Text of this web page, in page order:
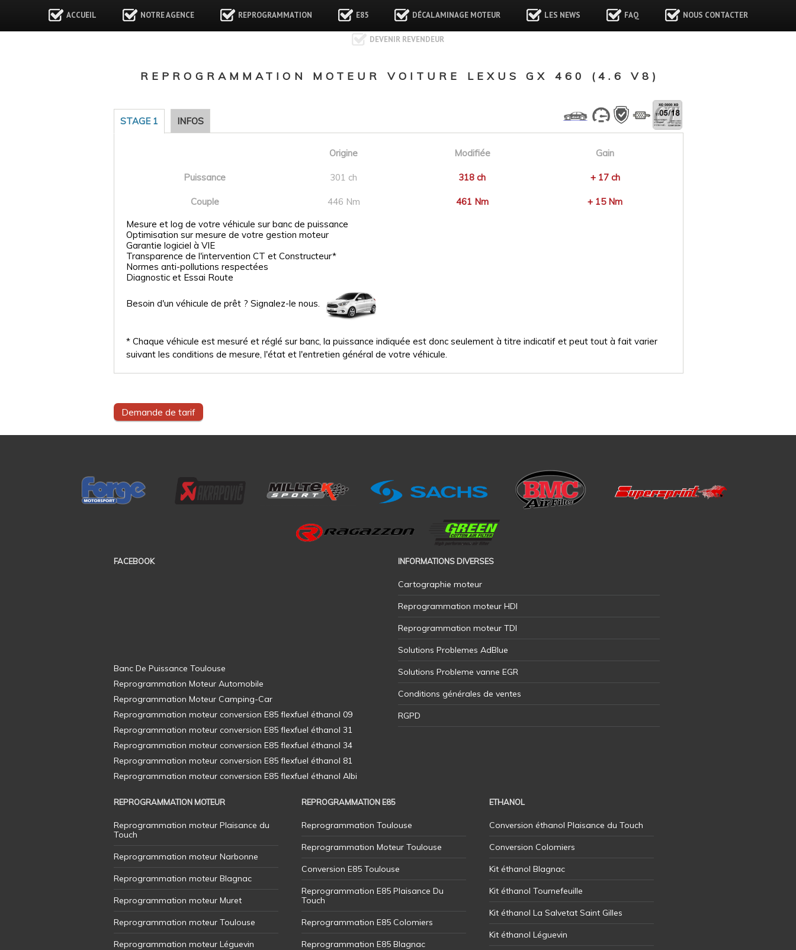
ACCUEIL NOTRE AGENCE REPROGRAMMATION E85 DÉCALAMINAGE MOTEUR LES NEWS FAQ NOUS CONTACTER
DEVENIR REVENDEUR
REPROGRAMMATION MOTEUR VOITURE LEXUS GX 460 (4.6 V8)
STAGE 1 INFOS
Origine Modifiée Gain
Puissance 301 ch 318 ch + 17 ch
Couple 446 Nm 461 Nm
+ 15 Nm
Mesure et log de votre véhicule sur banc de puissance
Optimisation sur mesure de votre gestion moteur
Garantie logiciel à VIE
Transparence de l'intervention CT et Constructeur*
Normes anti-pollutions respectées
Diagnostic et Essai Route
Besoin d'un véhicule de prêt ? Signalez-le nous.
* Chaque véhicule est mesuré et réglé sur banc, la puissance indiquée est donc seulement à titre indicatif et peut tout à fait varier
suivant les conditions de mesure, l'état et l'entretien général de votre véhicule.
Demande de tarif
FACEBOOK INFORMATIONS DIVERSES
Cartographie moteur
Reprogrammation moteur HDI
Reprogrammation moteur TDI
Solutions Problemes AdBlue
Solutions Probleme vanne EGR
Conditions générales de ventes
RGPD
REPROGRAMMATION MOTEUR
Reprogrammation moteur Plaisance du
Touch
Reprogrammation moteur Narbonne
Reprogrammation moteur Blagnac
Reprogrammation moteur Muret
Reprogrammation moteur Toulouse
Reprogrammation moteur Léguevin
REPROGRAMMATION E85
Reprogrammation Toulouse
Reprogrammation Moteur Toulouse
Conversion E85 Toulouse
Reprogrammation E85 Plaisance Du
Touch
Reprogrammation E85 Colomiers
Reprogrammation E85 Blagnac
ETHANOL
Conversion éthanol Plaisance du Touch
Conversion Colomiers
Kit éthanol Blagnac
Kit éthanol Tournefeuille
Kit éthanol La Salvetat Saint Gilles
Kit éthanol Léguevin
Banc De Puissance Toulouse
Reprogrammation Moteur Automobile
Reprogrammation Moteur Camping-Car
Reprogrammation moteur conversion E85 flexfuel éthanol 09
Reprogrammation moteur conversion E85 flexfuel éthanol 31
Reprogrammation moteur conversion E85 flexfuel éthanol 34
Reprogrammation moteur conversion E85 flexfuel éthanol 81
Reprogrammation moteur conversion E85 flexfuel éthanol Albi